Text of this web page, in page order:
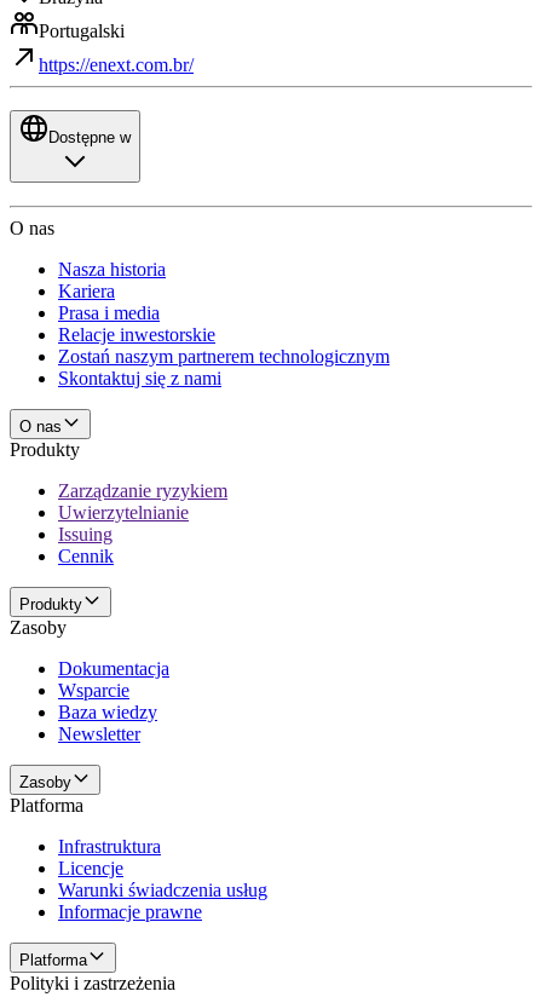
Portugalski
https://enext.com.br/
Dostępne w
O nas
Nasza historia
Kariera
Prasa i media
Relacje inwestorskie
Zostań naszym partnerem technologicznym
Skontaktuj się z nami
O nas
Produkty
Zarządzanie ryzykiem
Uwierzytelnianie
Issuing
Cennik
Produkty
Zasoby
Dokumentacja
Wsparcie
Baza wiedzy
Newsletter
Zasoby
Platforma
Infrastruktura
Licencje
Warunki świadczenia usług
Informacje prawne
Platforma
Polityki i zastrzeżenia